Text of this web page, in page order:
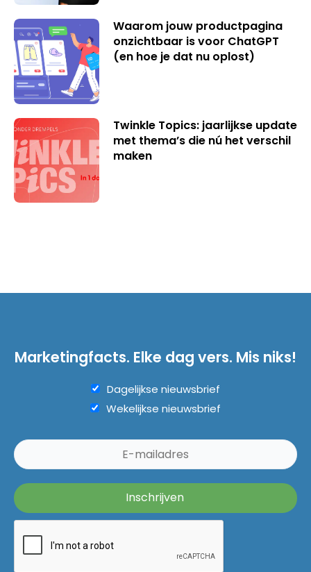
Waarom jouw productpagina
onzichtbaar is voor ChatGPT
(en hoe je dat nu oplost)
Twinkle Topics: jaarlijkse update
met thema’s die nú het verschil
maken
Marketingfacts. Elke dag vers. Mis niks!
Dagelijkse nieuwsbrief
Wekelijkse nieuwsbrief